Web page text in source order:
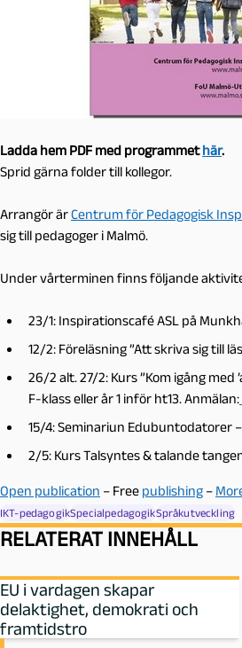
Ladda hem PDF med programmethär.
Sprid gärna folder till kollegor.
Arrangör ärCentrum för Pedagogisk
sig till pedagoger i Malmö.
Under vårterminen finns följande
23/1: Inspirationscafé ASL på
12/2: Föreläsning ”Att skriva sig till
26/2 alt. 27/2: Kurs ”Kom igång med
F-klass eller år 1 inför ht13. Anmälan:
15/4: Seminariun Edubuntodatorer
2/5: Kurs Talsyntes & talande
Open publication – Free publishing –
IKT-pedagogikSpecialpedagogikSpråkutveckling
RELATERAT INNEHÅLL
EU i vardagen skapar
delaktighet, demokrati och
framtidstro